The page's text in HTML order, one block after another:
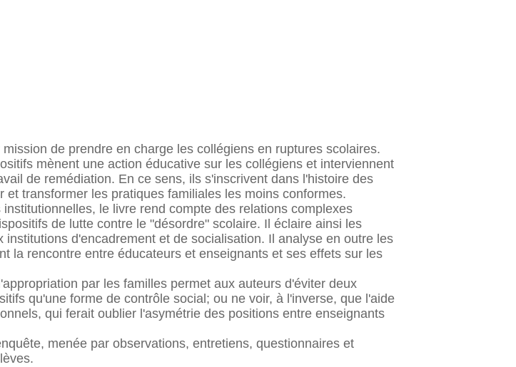
de prendre en charge les collégiens en ruptures scolaires.
mènent une action éducative sur les collégiens et interviennent
de remédiation. En ce sens, ils s'inscrivent dans l'histoire des
transformer les pratiques familiales les moins conformes.
le livre rend compte des relations complexes
de lutte contre le "désordre" scolaire. Il éclaire ainsi les
d'encadrement et de socialisation. Il analyse en outre les
la rencontre entre éducateurs et enseignants et ses effets sur les
par les familles permet aux auteurs d'éviter deux
qu'une forme de contrôle social; ou ne voir, à l'inverse, que l'aide
qui ferait oublier l'asymétrie des positions entre enseignants
menée par observations, entretiens, questionnaires et